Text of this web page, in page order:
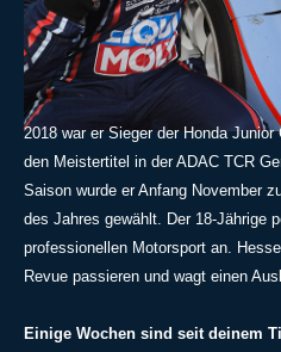
2018 war er Sieger der Honda
den Meistertitel in der ADAC TCR
Saison wurde er Anfang November
des Jahres gewählt. Der 18-Jährige
professionellen Motorsport an.
Revue passieren und wagt einen
Einige Wochen sind seit deinem